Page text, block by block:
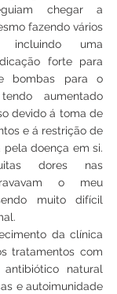
chegar a
fazendo vários
uma
forte para
bombas para o
aumentado
devido á toma de
e á restrição de
pela doença em si.
dores nas
o meu
muito difícil
da clínica
tratamentos com
natural
e autoimunidade